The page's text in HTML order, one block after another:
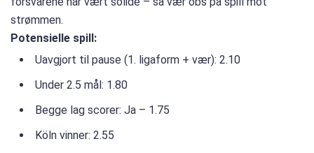
strømmen.
Potensielle spill:
Uavgjort til pause (1. ligaform + vær): 2.10
Under 2.5 mål: 1.80
Begge lag scorer: Ja – 1.75
Köln vinner: 2.55